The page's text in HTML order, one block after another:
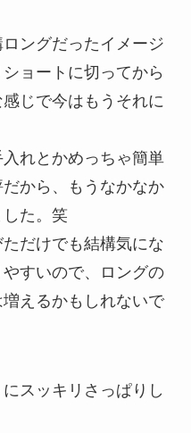
ングだったイメージ
ョートに切ってから
じで今はもうそれに
れとかめっちゃ簡単
から、もうなかなか
た。笑
だけでも結構気にな
すいので、ロングの
えるかもしれないで
スッキリさっぱりし